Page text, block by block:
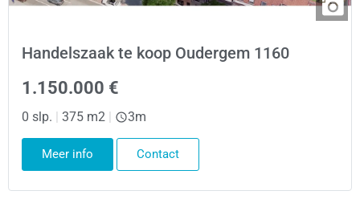
Handelszaak te koop Oudergem 1160
1.150.000 €
0 slp. | 375 m2 | 3m
Meer info Contact